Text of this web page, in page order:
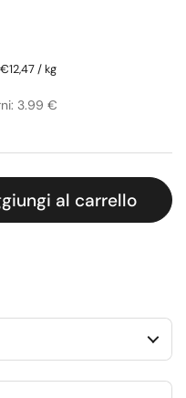
€12,47 / kg
3.99 €
al carrello